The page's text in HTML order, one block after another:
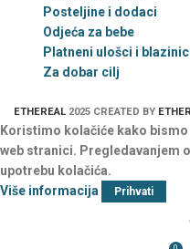
Posteljine i dodaci
Odjeća za bebe
Platneni ulošci i
Za dobar cilj
ETHEREAL 2025 CREATED BY
Koristimo kolačiće kako
web stranici. Pregledavanjem
upotrebu kolačića.
Više informacija
Prihvati